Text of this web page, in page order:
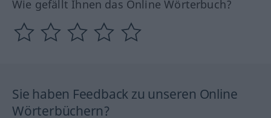
Wie gefällt Ihnen das Online Wörterbuch?
Sie haben Feedback zu unseren Online
Wörterbüchern?